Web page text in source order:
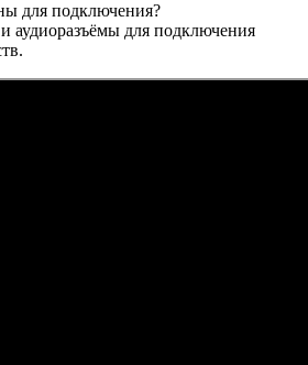
для подключения?
для подключения